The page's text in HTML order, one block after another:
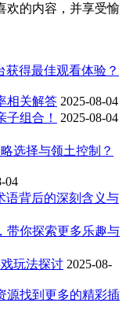
欢的内容，并享受愉
获得最佳观看体验？
相关解答 2025-08-04
组合！
2025-08-04
选择与领土控制？
04
语背后的深刻含义与
带你探索更多乐趣与
玩法探讨 2025-08-
源找到更多的精彩插